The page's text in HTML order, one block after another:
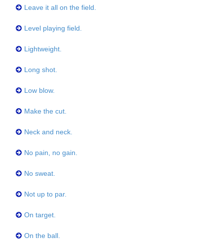
Leave it all on the field.
Level playing field.
Lightweight.
Long shot.
Low blow.
Make the cut.
Neck and neck.
No pain, no gain.
No sweat.
Not up to par.
On target.
On the ball.